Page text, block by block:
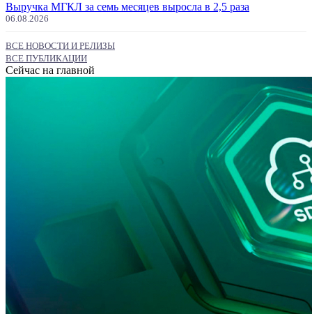
Выручка МГКЛ за семь месяцев выросла в 2,5 раза
06.08.2026
ВСЕ НОВОСТИ И РЕЛИЗЫ
ВСЕ ПУБЛИКАЦИИ
Сейчас на главной